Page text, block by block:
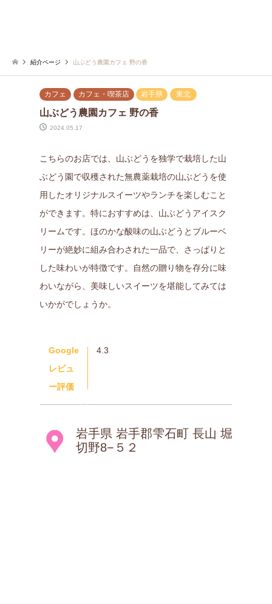
紹介ページ 山ぶどう農園カフェ 野の香
カフェ カフェ・喫茶店 岩手県 東北
山ぶどう農園カフェ 野の香
2024.05.17
こちらのお店では、山ぶどうを独学で栽培した山
ぶどう園で収穫された無農薬栽培の山ぶどうを使
用したオリジナルスイーツやランチを楽しむこと
ができます。特におすすめは、山ぶどうアイスク
リームです。ほのかな酸味の山ぶどうとブルーベ
リーが絶妙に組み合わされた一品で、さっぱりと
した味わいが特徴です。自然の贈り物を存分に味
わいながら、美味しいスイーツを堪能してみては
いかがでしょうか。
Google
レビュ
ー評価
4.3
岩手県 岩手郡雫石町 長山 堀
切野8−５２